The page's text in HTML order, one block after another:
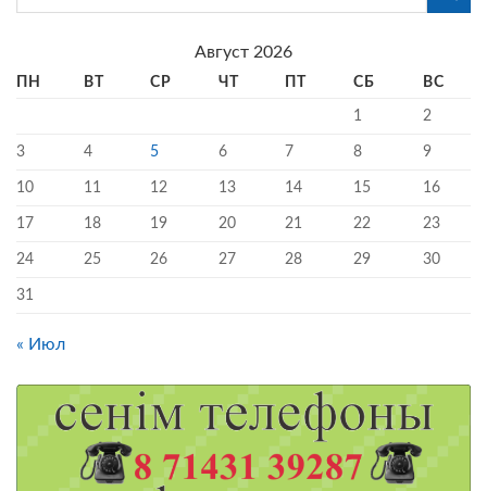
Август 2026
ПН ВТ СР ЧТ ПТ СБ ВС
1 2
3 4 5 6 7 8 9
10 11 12 13 14 15 16
17 18 19 20 21 22 23
24 25 26 27 28 29 30
31
« Июл